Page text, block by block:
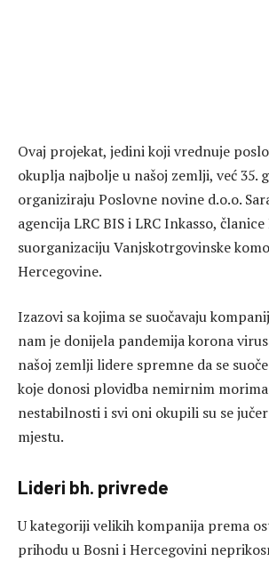
Ovaj projekat, jedini koji vrednuje
okuplja najbolje u našoj zemlji, već 35.
organiziraju Poslovne novine d.o.o.
agencija LRC BIS i LRC Inkasso,
suorganizaciju Vanjskotrgovinske
Hercegovine.
Izazovi sa kojima se suočavaju
nam je donijela pandemija korona
našoj zemlji lidere spremne da se
koje donosi plovidba nemirnim
nestabilnosti i svi oni okupili su se
mjestu.
Lideri bh. privrede
U kategoriji velikih kompanija prema
prihodu u Bosni i Hercegovini